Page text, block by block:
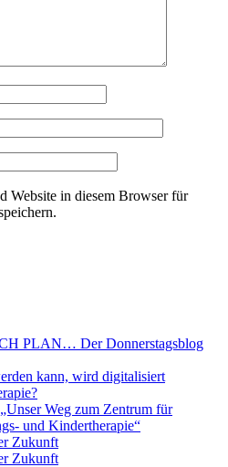
Website in diesem Browser für
PLAN… Der Donnerstagsblog
kann, wird digitalisiert
Weg zum Zentrum für
und Kindertherapie“
Zukunft
Zukunft